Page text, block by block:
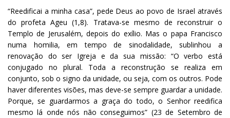
“Reedificai a minha casa”, pede Deus ao povo de Israel através
do profeta Ageu (1,8). Tratava-se mesmo de reconstruir o
Templo de Jerusalém, depois do exílio. Mas o papa Francisco
numa homilia, em tempo de sinodalidade, sublinhou a
renovação do ser Igreja e da sua missão: “O verbo está
conjugado no plural. Toda a reconstrução se realiza em
conjunto, sob o signo da unidade, ou seja, com os outros. Pode
haver diferentes visões, mas deve-se sempre guardar a unidade.
Porque, se guardarmos a graça do todo, o Senhor reedifica
mesmo lá onde nós não conseguimos” (23 de Setembro de